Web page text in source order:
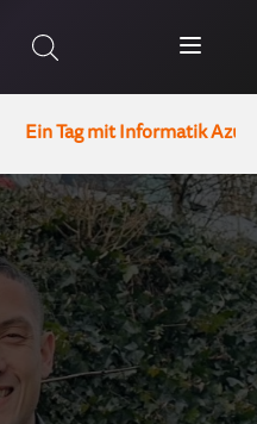
Ein Tag mit Informatik